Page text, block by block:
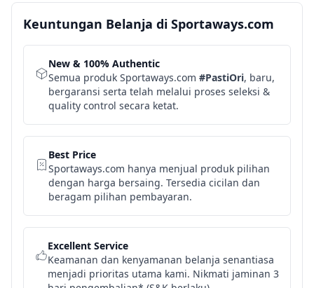
Keuntungan Belanja di Sportaways.com
New & 100% Authentic
Semua produk Sportaways.com #PastiOri, baru,
bergaransi serta telah melalui proses seleksi &
quality control secara ketat.
Best Price
Sportaways.com hanya menjual produk pilihan
dengan harga bersaing. Tersedia cicilan dan
beragam pilihan pembayaran.
Excellent Service
Keamanan dan kenyamanan belanja senantiasa
menjadi prioritas utama kami. Nikmati jaminan 3